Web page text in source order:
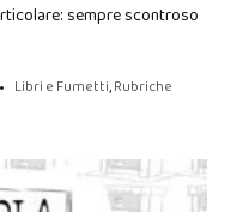
sempre scontroso
Libri e Fumetti,Rubriche